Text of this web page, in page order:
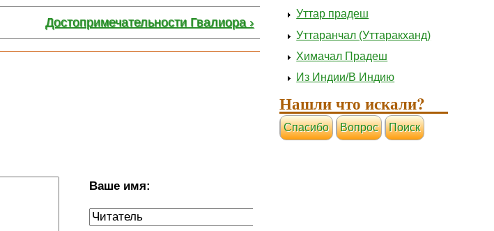
Достопримечательности Гвалиора ›
Ваше имя:
Уттар прадеш
Уттаранчал (Уттаракханд)
Химачал Прадеш
Из Индии/В Индию
Нашли что искали?
Cпасибо Вопрос Поиск